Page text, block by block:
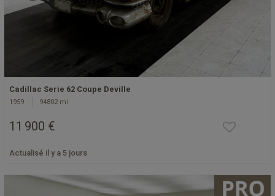
Cadillac Serie 62 Coupe Deville
1959 94802 mi
11 900 €
Actualisé il y a 5 jours